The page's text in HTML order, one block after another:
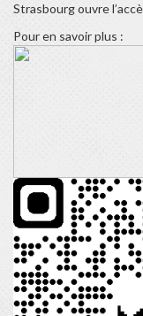
Strasbourg ouvre
Pour en savoir plus :